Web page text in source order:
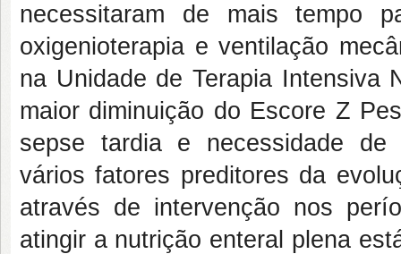
necessitaram de mais tempo
oxigenioterapia e ventilação
na Unidade de Terapia Intensiva
maior diminuição do Escore Z
sepse tardia e necessidade
vários fatores preditores da
através de intervenção nos
atingir a nutrição enteral plena